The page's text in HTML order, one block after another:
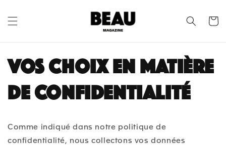
au
Panier
Vos choix en matière
de confidentialité
Comme indiqué dans notre politique de
confidentialité, nous collectons vos données